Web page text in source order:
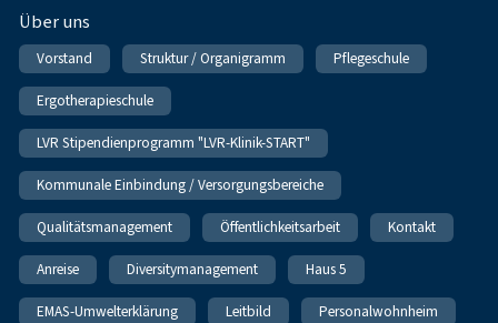
Über uns
Vorstand Struktur / Organigramm Pflegeschule
Ergotherapieschule
LVR Stipendienprogramm "LVR-Klinik-START"
Kommunale Einbindung / Versorgungsbereiche
Qualitätsmanagement Öffentlichkeitsarbeit Kontakt
Anreise Diversitymanagement Haus 5
EMAS-Umwelterklärung Leitbild Personalwohnheim